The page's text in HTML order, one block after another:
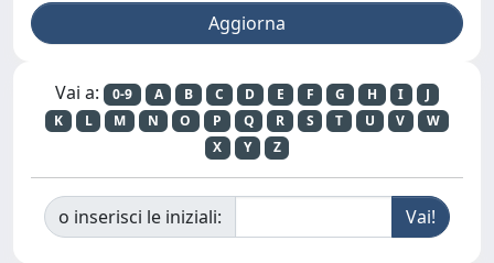
Vai a: 0-9 A B C D E F G H I
J
K
L M N O P Q R S T U V
W
X
Y Z
o inserisci le iniziali: